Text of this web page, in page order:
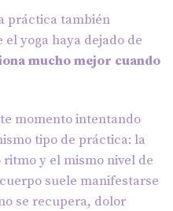
práctica también
yoga haya dejado de
mucho mejor cuando
momento intentando
tipo de práctica: la
y el mismo nivel de
suele manifestarse
se recupera, dolor